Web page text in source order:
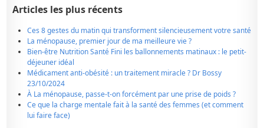
Articles les plus récents
Ces 8 gestes du matin qui transforment silencieusement votre santé
La ménopause, premier jour de ma meilleure vie ?
Bien-être Nutrition Santé Fini les ballonnements matinaux : le petit-
déjeuner idéal
Médicament anti-obésité : un traitement miracle ? Dr Bossy
23/10/2024
À La ménopause, passe-t-on forcément par une prise de poids ?
Ce que la charge mentale fait à la santé des femmes (et comment
lui faire face)